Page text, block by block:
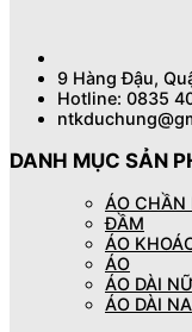
9 Hàng Đậu,
Hotline: 0835
DANH MỤC SẢN
ÁO CHẦN
ĐẦM
ÁO
ÁO
ÁO DÀI
ÁO DÀI